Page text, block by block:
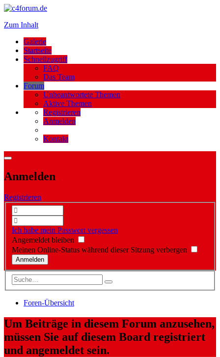
Zum Inhalt
Galerie
Startseite
Schnellzugriff
FAQ
Das Team
Forum
Unbeantwortete Themen
Aktive Themen
Registrieren
Anmelden
Kontakt
Anmelden
Registrieren
Ich habe mein Passwort vergessen
Angemeldet bleiben
Meinen Online-Status während dieser Sitzung verbergen
Foren-Übersicht
Um Beiträge in diesem Forum anzusehen,
müssen Sie auf diesem Board registriert
und angemeldet sein.